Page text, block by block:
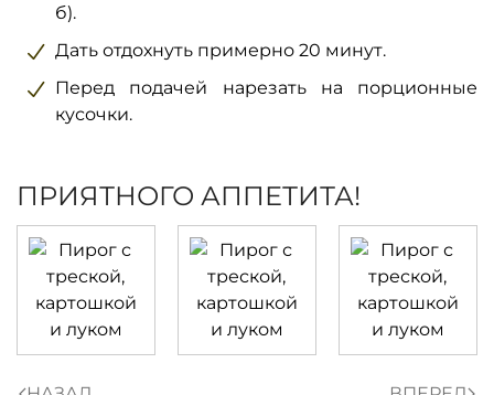
б).
Дать отдохнуть примерно 20 минут.
Перед подачей нарезать на порционные
кусочки.
ПРИЯТНОГО АППЕТИТА!